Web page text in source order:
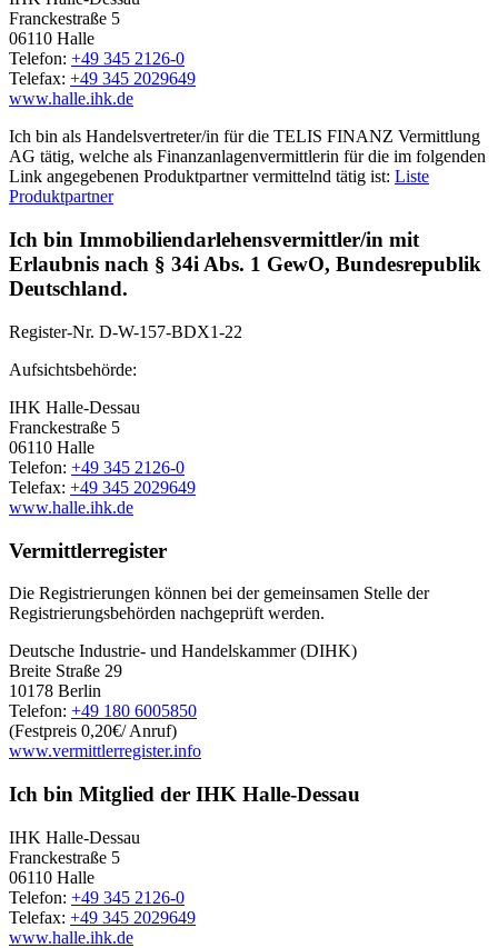
Franckestraße 5
06110 Halle
Telefon: +49 345 2126-0
Telefax: +49 345 2029649
www.halle.ihk.de
Ich bin als Handelsvertreter/in für die TELIS FINANZ Vermittlung
AG tätig, welche als Finanzanlagenvermittlerin für die im folgenden
Link angegebenen Produktpartner vermittelnd tätig ist: Liste
Produktpartner
Ich bin Immobiliendarlehensvermittler/in mit
Erlaubnis nach § 34i Abs. 1 GewO, Bundesrepublik
Deutschland.
Register-Nr. D-W-157-BDX1-22
Aufsichtsbehörde:
IHK Halle-Dessau
Franckestraße 5
06110 Halle
Telefon: +49 345 2126-0
Telefax: +49 345 2029649
www.halle.ihk.de
Vermittlerregister
Die Registrierungen können bei der gemeinsamen Stelle der
Registrierungsbehörden nachgeprüft werden.
Deutsche Industrie- und Handelskammer (DIHK)
Breite Straße 29
10178 Berlin
Telefon: +49 180 6005850
(Festpreis 0,20€/ Anruf)
www.vermittlerregister.info
Ich bin Mitglied der IHK Halle-Dessau
IHK Halle-Dessau
Franckestraße 5
06110 Halle
Telefon: +49 345 2126-0
Telefax: +49 345 2029649
www.halle.ihk.de